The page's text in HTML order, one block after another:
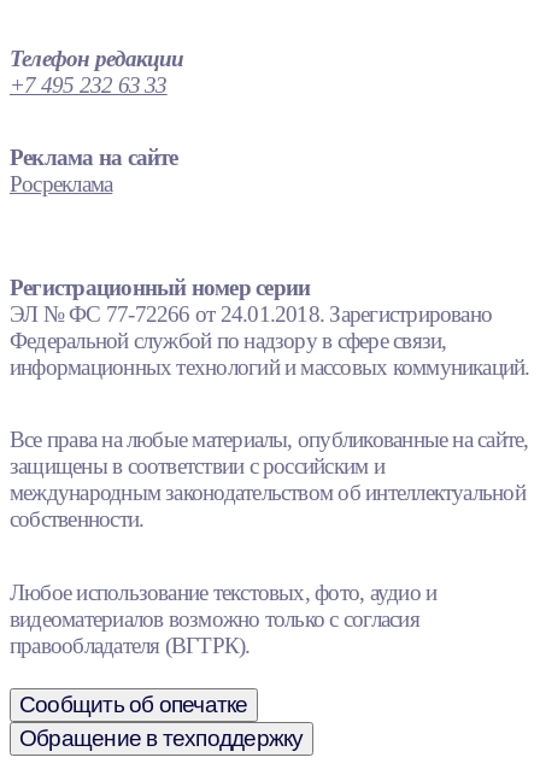
Телефон редакции
+7 495 232 63 33
Реклама на сайте
Росреклама
Регистрационный номер серии
ЭЛ № ФС 77-72266 от 24.01.2018. Зарегистрировано
Федеральной службой по надзору в сфере связи,
информационных технологий и массовых коммуникаций.
Все права на любые материалы, опубликованные на сайте,
защищены в соответствии с российским и
международным законодательством об интеллектуальной
собственности.
Любое использование текстовых, фото, аудио и
видеоматериалов возможно только с согласия
правообладателя (ВГТРК).
Сообщить об опечатке
Обращение в техподдержку